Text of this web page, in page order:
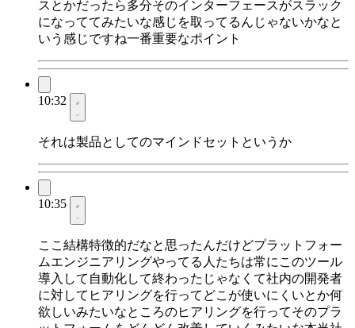
スとかだったら多分そのインターフェースがスラック
になっててみたいな感じを取ってるんじゃないかなと
いう感じですね一番重要なポイント
10:32
それは製品としてのマインドセットというか
10:35
ここ結構特徴的だなと思ったんだけどプラットフォー
ムエンジニアリングやってる人たちは常にこのツール
導入して自動化して終わったじゃなくて社内の開発者
に対してヒアリングを行ってどこが使いにくいとか何
欲しいみたいなところのヒアリングを行ってそのプラ